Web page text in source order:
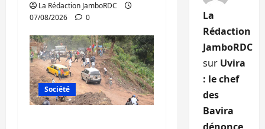
La Rédaction JamboRDC
07/08/2026
0
Société
La
Rédaction
JamboRDC
sur Uvira
: le chef
des
Bavira